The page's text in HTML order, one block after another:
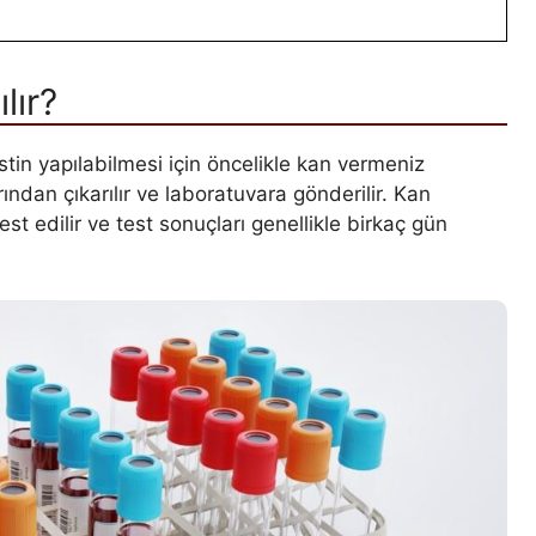
yapılabilmesi için öncelikle kan vermeniz
çıkarılır ve laboratuvara gönderilir. Kan
edilir ve test sonuçları genellikle birkaç gün